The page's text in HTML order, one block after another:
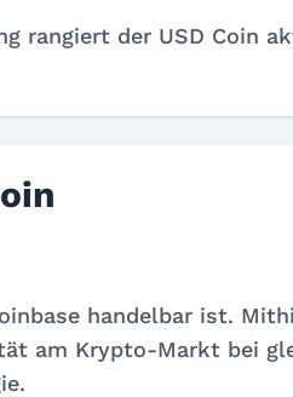
rangiert der USD Coin
handelbar ist.
am Krypto-Markt bei